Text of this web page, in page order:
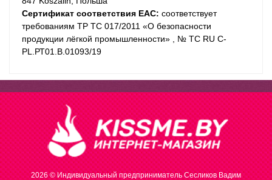
Сертификат соответствия EAC: соответствует
требованиям ТР ТС 017/2011 «О безопасности
продукции лёгкой промышленности» , № ТС RU C-
PL.РТ01.В.01093/19
2026 © Индивидуальный предприниматель Сесликов Вадим